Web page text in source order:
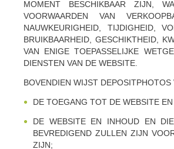
MOMENT BESCHIKBAAR ZIJN,
VOORWAARDEN VAN
NAUWKEURIGHEID, TIJDIGHEID,
BRUIKBAARHEID, GESCHIKTHEID,
VAN ENIGE TOEPASSELIJKE
DIENSTEN VAN DE WEBSITE.
BOVENDIEN WIJST
DE TOEGANG TOT DE WEBSITE
DE WEBSITE EN INHOUD EN
BEVREDIGEND ZULLEN ZIJN
ZIJN;